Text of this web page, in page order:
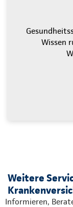
Wissen
Weitere
Informieren,